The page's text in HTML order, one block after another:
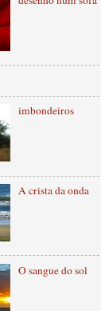
imbondeiros
A crista da onda
O sangue do sol